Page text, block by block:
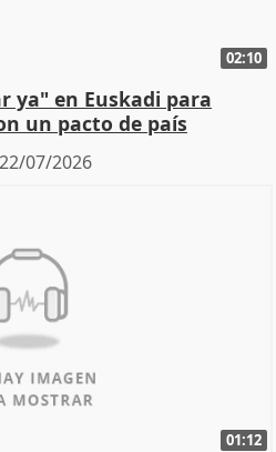
02:10
ya" en Euskadi para
un pacto de país
22/07/2026
01:12